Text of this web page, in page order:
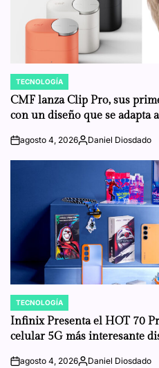
POSTED
IN
TECNOLOGÍA
CMF lanza Clip Pro, sus
con un diseño que se adapta
onagosto 4, 2026Posted
Daniel Diosdado
POSTED
IN
TECNOLOGÍA
Infinix Presenta el HOT 70
celular 5G más interesante
onagosto 4, 2026Posted
Daniel Diosdado